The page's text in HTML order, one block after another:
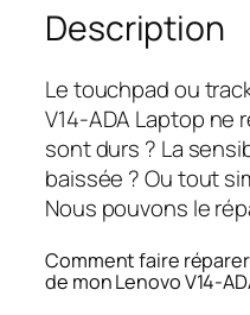
Description
Le touchpad ou
V14-ADA Laptop ne
sont durs ? La
baissée ? Ou tout
Nous pouvons le
Comment faire
de mon Lenovo V14-